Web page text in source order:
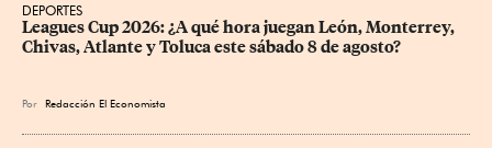
DEPORTES
Leagues Cup 2026: ¿A qué hora juegan León, Monterrey,
Chivas, Atlante y Toluca este sábado 8 de agosto?
Por Redacción El Economista